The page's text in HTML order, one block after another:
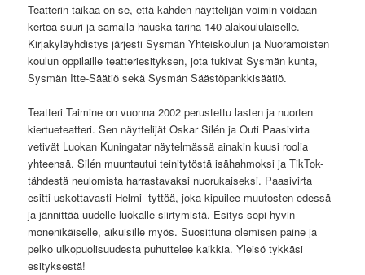
Teatterin taikaa on se, että kahden näyttelijän voimin voidaan
kertoa suuri ja samalla hauska tarina 140 alakoululaiselle.
Kirjakyläyhdistys järjesti Sysmän Yhteiskoulun ja Nuoramoisten
koulun oppilaille teatteriesityksen, jota tukivat Sysmän kunta,
Sysmän Itte-Säätiö sekä Sysmän Säästöpankkisäätiö.
Teatteri Taimine on vuonna 2002 perustettu lasten ja nuorten
kiertueteatteri. Sen näyttelijät Oskar Silén ja Outi Paasivirta
vetivät Luokan Kuningatar näytelmässä ainakin kuusi roolia
yhteensä. Silén muuntautui teinitytöstä isähahmoksi ja TikTok-
tähdestä neulomista harrastavaksi nuorukaiseksi. Paasivirta
esitti uskottavasti Helmi -tyttöä, joka kipuilee muutosten edessä
ja jännittää uudelle luokalle siirtymistä. Esitys sopi hyvin
monenikäiselle, aikuisille myös. Suosittuna olemisen paine ja
pelko ulkopuolisuudesta puhuttelee kaikkia. Yleisö tykkäsi
esityksestä!